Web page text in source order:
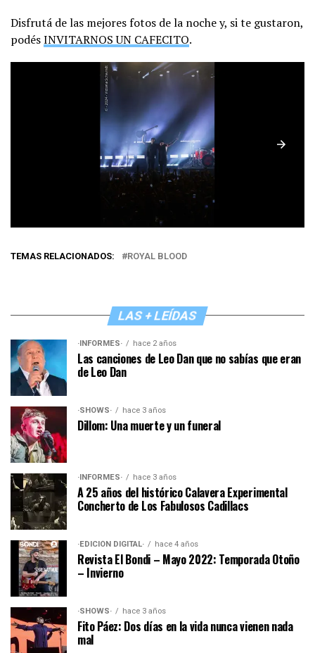
Disfrutá de las mejores fotos de la noche y, si te gustaron,
podésINVITARNOS UN CAFECITO.
TEMAS RELACIONADOS: ROYAL BLOOD
LAS + LEÍDAS
·INFORMES· hace 2 años
Las canciones de Leo Dan que no sabías que eran
de Leo Dan
·SHOWS· hace 3 años
Dillom: Una muerte y un funeral
·INFORMES· hace 3 años
A 25 años del histórico Calavera Experimental
Concherto de Los Fabulosos Cadillacs
·EDICIÓN DIGITAL· hace 4 años
Revista El Bondi – Mayo 2022: Temporada Otoño
– Invierno
·SHOWS· hace 3 años
Fito Páez: Dos días en la vida nunca vienen nada
mal